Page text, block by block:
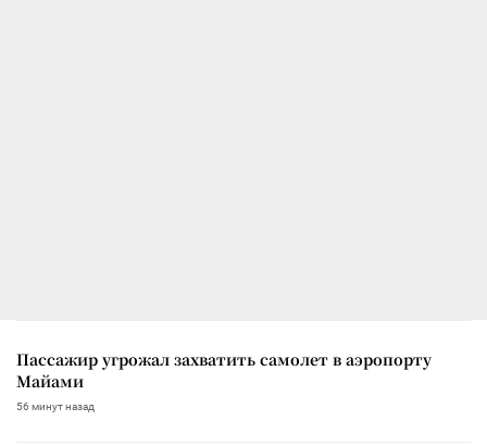
Пассажир угрожал захватить самолет в аэропорту
Майами
56 минут назад